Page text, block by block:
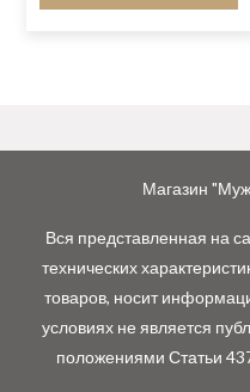
Магазин
Вся представленная на
технических
товаров, носит
условиях не является
положениями Статьи